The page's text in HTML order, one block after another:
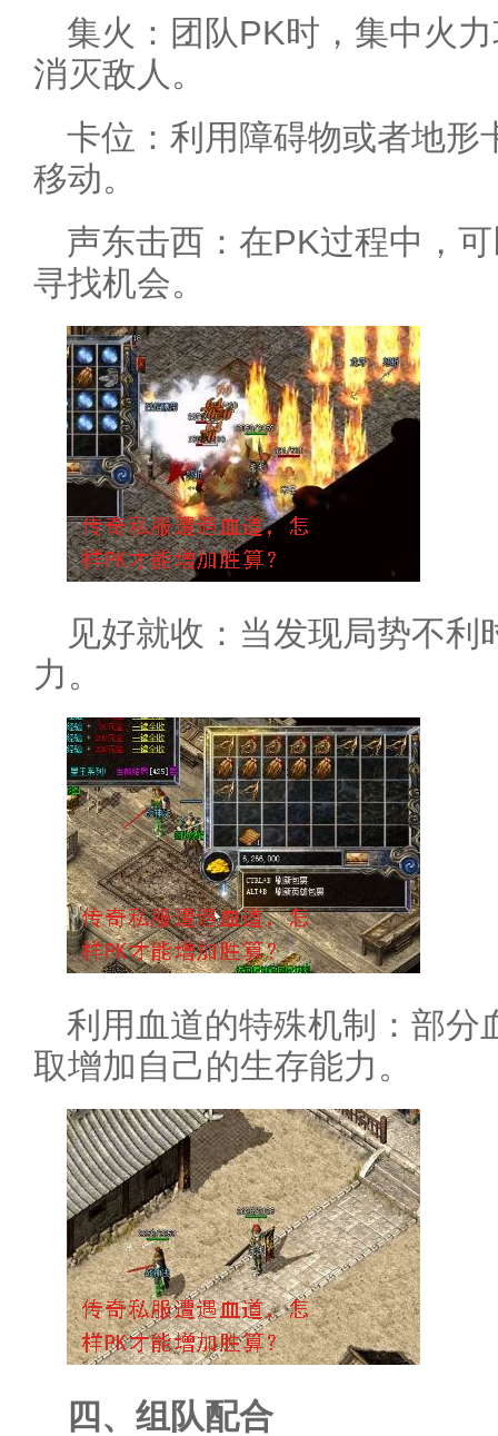
集火：团队PK时，集中火
消灭敌人。
卡位：利用障碍物或者地形
移动。
声东击西：在PK过程中，
寻找机会。
见好就收：当发现局势不
力。
利用血道的特殊机制：部分
取增加自己的生存能力。
四、组队配合